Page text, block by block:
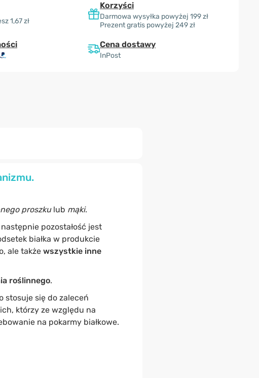
1,67 zł
Korzyści
Darmowa wysyłka powyżej 199 zł
Prezent gratis powyżej 249 zł
Cena dostawy
InPost
proszkulub mąki.
pozostałość jest
białka w produkcie
ale także wszystkie inne
roślinnego.
stosuje się do zaleceń
którzy ze względu na
na pokarmy białkowe.